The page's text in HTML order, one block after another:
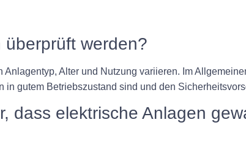
werden?
Alter und Nutzung variieren. Im
gutem Betriebszustand sind und den
dass elektrische Anlagen